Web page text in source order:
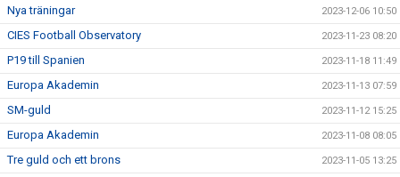
Nya träningar 2023-12-06 10:50
CIES Football Observatory 2023-11-23 08:20
P19 till Spanien 2023-11-18 11:49
Europa Akademin 2023-11-13 07:59
SM-guld 2023-11-12 15:25
Europa Akademin 2023-11-08 08:05
Tre guld och ett brons 2023-11-05 13:25